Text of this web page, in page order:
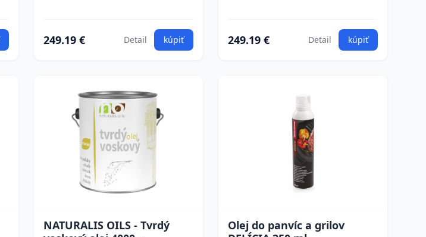
249.19 € Detail kúpiť 249.19 € Detail kúpiť
NATURALIS OILS - Tvrdý
Olej do panvíc a grilov